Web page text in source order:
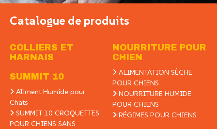
Catalogue de produits
COLLIERS ET
HARNAIS
SUMMIT 10
Aliment Humide pour
Chats
SUMMIT 10 CROQUETTES
POUR CHIENS SANS
NOURRITURE POUR
CHIEN
ALIMENTATION SÈCHE
POUR CHIENS
NOURRITURE HUMIDE
POUR CHIENS
RÉGIMES POUR CHIENS